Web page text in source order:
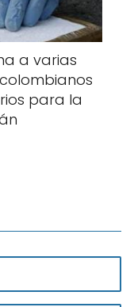
a varias
para la